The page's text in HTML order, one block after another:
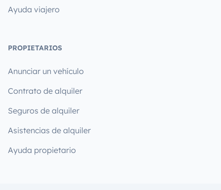
Ayuda viajero
PROPIETARIOS
Anunciar un vehículo
Contrato de alquiler
Seguros de alquiler
Asistencias de alquiler
Ayuda propietario